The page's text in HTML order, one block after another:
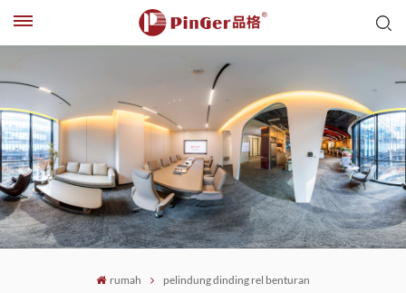
rumah pelindung dinding rel benturan